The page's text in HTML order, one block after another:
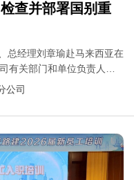
查并部署国别重
总经理刘章瑜赴马来西亚在
有关部门和单位负责人参
公司